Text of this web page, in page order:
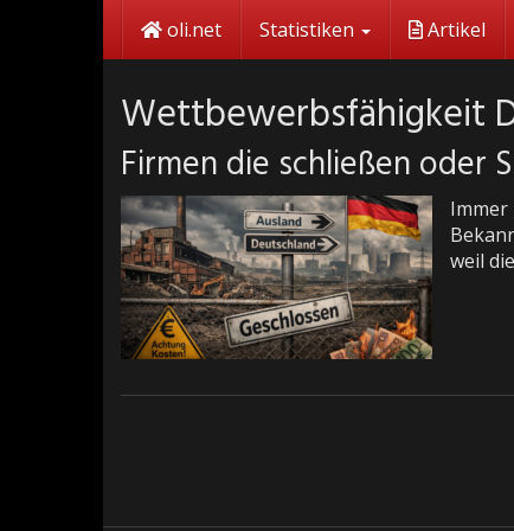
oli.net Statistiken Artikel
Wettbewerbsfähigkeit
Firmen die schließen oder
Immer
weil